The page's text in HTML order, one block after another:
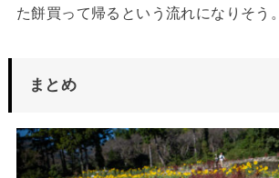
た餅買って帰るという流れになりそう。
まとめ